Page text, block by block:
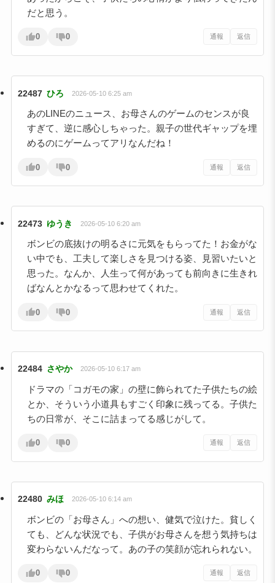
だと思う。
0 0 通報 返信
22487 ひろ 2026-05-10 6:25 am
あのLINEのニュース、お母さんのゲームのセンスが良
すぎて、逆に感心しちゃった。親子の世代ギャップを埋
めるのにゲームってアリなんだね！
0 0 通報 返信
22473 ゆうき 2026-05-10 6:20 am
ボンビの底抜けの明るさに元気をもらってた！お金がな
い中でも、工夫して楽しさを見つける姿、見習いたいと
思った。なんか、人生って何があっても前向きに生きれ
ばなんとかなるって思わせてくれた。
0 0 通報 返信
22484 さやか 2026-05-10 6:17 am
ドラマの「コガモの家」の壁に飾られてた子供たちの絵
とか、そういう小道具もすごく印象に残ってる。子供た
ちの日常が、そこに詰まってる感じがして。
0 0 通報 返信
22480 みほ 2026-05-10 6:14 am
ボンビの「お母さん」への想い、健気で泣けた。貧しく
ても、どんな状況でも、子供がお母さんを想う気持ちは
変わらないんだなって。あの子の笑顔が忘れられない。
0 0 通報 返信